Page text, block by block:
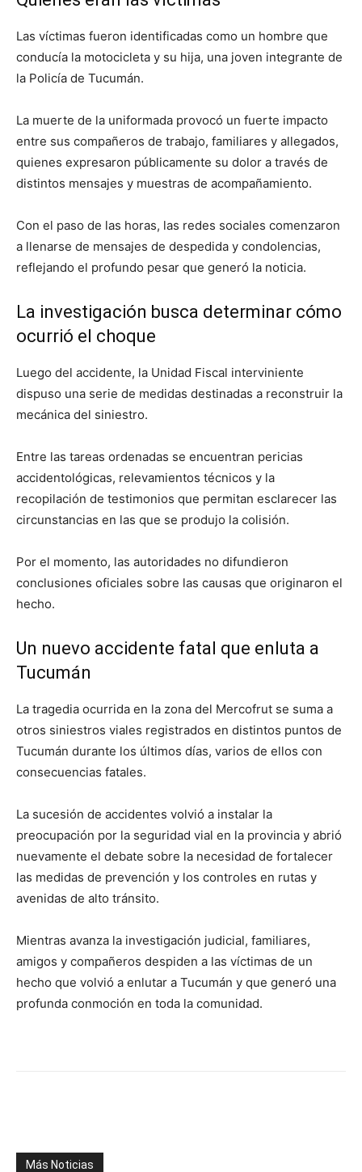
Las víctimas fueron identificadas como un hombre que
conducía la motocicleta y su hija, una joven integrante de
la Policía de Tucumán.
La muerte de la uniformada provocó un fuerte impacto
entre sus compañeros de trabajo, familiares y allegados,
quienes expresaron públicamente su dolor a través de
distintos mensajes y muestras de acompañamiento.
Con el paso de las horas, las redes sociales comenzaron
a llenarse de mensajes de despedida y condolencias,
reflejando el profundo pesar que generó la noticia.
La investigación busca determinar cómo
ocurrió el choque
Luego del accidente, la Unidad Fiscal interviniente
dispuso una serie de medidas destinadas a reconstruir la
mecánica del siniestro.
Entre las tareas ordenadas se encuentran pericias
accidentológicas, relevamientos técnicos y la
recopilación de testimonios que permitan esclarecer las
circunstancias en las que se produjo la colisión.
Por el momento, las autoridades no difundieron
conclusiones oficiales sobre las causas que originaron el
hecho.
Un nuevo accidente fatal que enluta a
Tucumán
La tragedia ocurrida en la zona del Mercofrut se suma a
otros siniestros viales registrados en distintos puntos de
Tucumán durante los últimos días, varios de ellos con
consecuencias fatales.
La sucesión de accidentes volvió a instalar la
preocupación por la seguridad vial en la provincia y abrió
nuevamente el debate sobre la necesidad de fortalecer
las medidas de prevención y los controles en rutas y
avenidas de alto tránsito.
Mientras avanza la investigación judicial, familiares,
amigos y compañeros despiden a las víctimas de un
hecho que volvió a enlutar a Tucumán y que generó una
profunda conmoción en toda la comunidad.
Más Noticias